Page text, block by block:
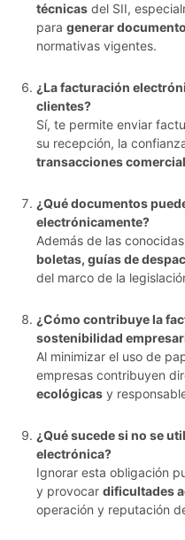
técnicas del SII,
para generar
normativas vigentes.
¿La facturación
clientes?
Sí, te permite enviar
su recepción, la
transacciones
¿Qué documentos
electrónicamente?
Además de las
boletas, guías de
del marco de la
¿Cómo contribuye la
sostenibilidad
Al minimizar el uso de
empresas contribuyen
ecológicas y
¿Qué sucede si no se
electrónica?
Ignorar esta obligación
y provocar dificultades
operación y reputación